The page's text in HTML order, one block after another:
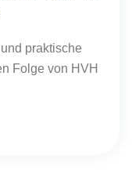
praktische
Folge von HVH